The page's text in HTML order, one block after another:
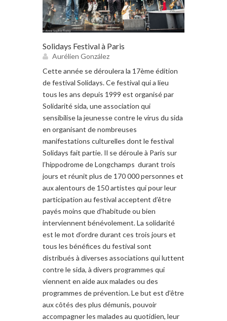
Solidays Festival à Paris
Aurélien González
Cette année se déroulera la 17ème édition
de festival Solidays. Ce festival qui a lieu
tous les ans depuis 1999 est organisé par
Solidarité sida, une association qui
sensibilise la jeunesse contre le virus du sida
en organisant de nombreuses
manifestations culturelles dont le festival
Solidays fait partie. Il se déroule à Paris sur
l’hippodrome de Longchamps durant trois
jours et réunit plus de 170 000 personnes et
aux alentours de 150 artistes qui pour leur
participation au festival acceptent d’être
payés moins que d’habitude ou bien
interviennent bénévolement. La solidarité
est le mot d’ordre durant ces trois jours et
tous les bénéfices du festival sont
distribués à diverses associations qui luttent
contre le sida, à divers programmes qui
viennent en aide aux malades ou des
programmes de prévention. Le but est d’être
aux côtés des plus démunis, pouvoir
accompagner les malades au quotidien, leur